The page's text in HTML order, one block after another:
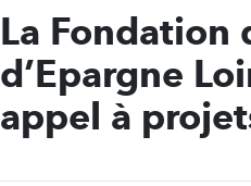
La Fondation
d’Epargne
appel à